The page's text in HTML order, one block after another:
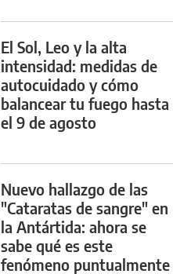
El Sol, Leo y la alta
intensidad: medidas de
autocuidado y cómo
balancear tu fuego hasta
el 9 de agosto
Nuevo hallazgo de las
"Cataratas de sangre" en
la Antártida: ahora se
sabe qué es este
fenómeno puntualmente